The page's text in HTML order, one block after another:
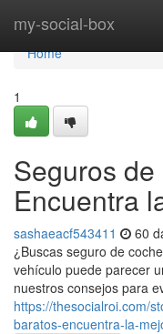
my-social-box
Home
Home
1
Seguros
Encuentra
sashaeacf543411 60
¿Buscas seguro de
vehículo puede parecer
nuestros consejos para
https://thesocialroi.com/
baratos-encuentra-la-